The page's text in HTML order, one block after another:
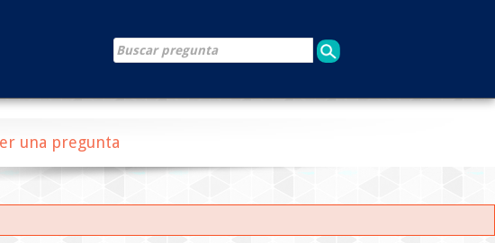
una pregunta